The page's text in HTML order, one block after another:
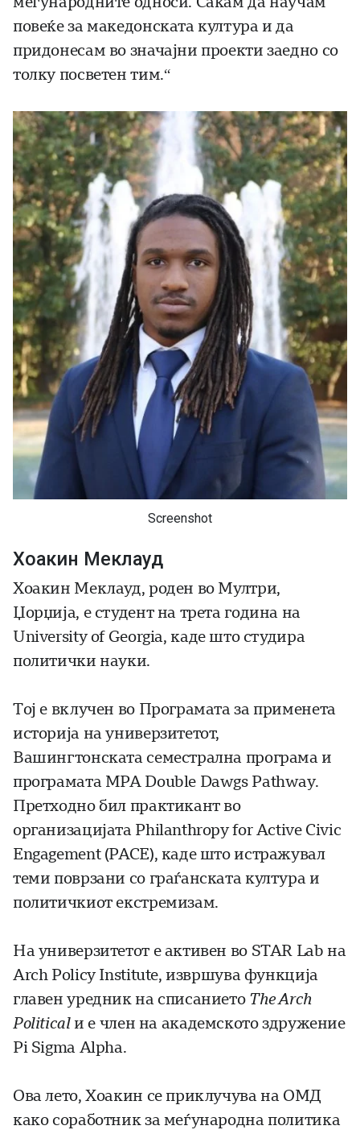
повеќе за македонската култура и да
придонесам во значајни проекти заедно со
толку посветен тим.“
Screenshot
Хоакин Меклауд
Хоакин Меклауд, роден во Мултри,
Џорџија, е студент на трета година на
University of Georgia, каде што студира
политички науки.
Тој е вклучен во Програмата за применета
историја на универзитетот,
Вашингтонската семестрална програма и
програмата MPA Double Dawgs Pathway.
Претходно бил практикант во
организацијата Philanthropy for Active Civic
Engagement (PACE), каде што истражувал
теми поврзани со граѓанската култура и
политичкиот екстремизам.
На универзитетот е активен во STAR Lab на
Arch Policy Institute, извршува функција
главен уредник на списанието The Arch
Politicalи е член на академското здружение
Pi Sigma Alpha.
Ова лето, Хоакин се приклучува на ОМД
како соработник за меѓународна политика